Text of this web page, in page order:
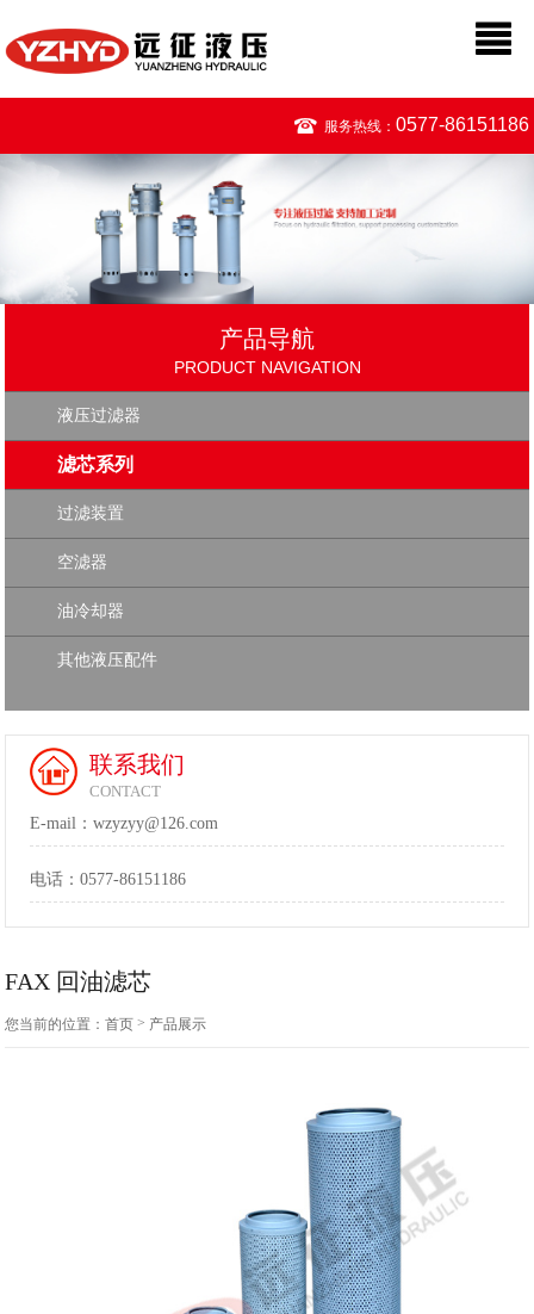
服务热线： 0577-86151186
产品导航
PRODUCT NAVIGATION
液压过滤器
滤芯系列
过滤装置
空滤器
油冷却器
其他液压配件
联系我们
CONTACT
E-mail：wzyzyy@126.com
电话：0577-86151186
FAX 回油滤芯
您当前的位置：首页 > 产品展示